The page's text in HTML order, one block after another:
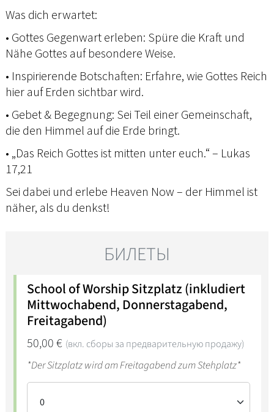
Was dich erwartet:
• Gottes Gegenwart erleben: Spüre die Kraft und
Nähe Gottes auf besondere Weise.
• Inspirierende Botschaften: Erfahre, wie Gottes Reich
hier auf Erden sichtbar wird.
• Gebet & Begegnung: Sei Teil einer Gemeinschaft,
die den Himmel auf die Erde bringt.
• „Das Reich Gottes ist mitten unter euch.“ – Lukas
17,21
Sei dabei und erlebe Heaven Now – der Himmel ist
näher, als du denkst!